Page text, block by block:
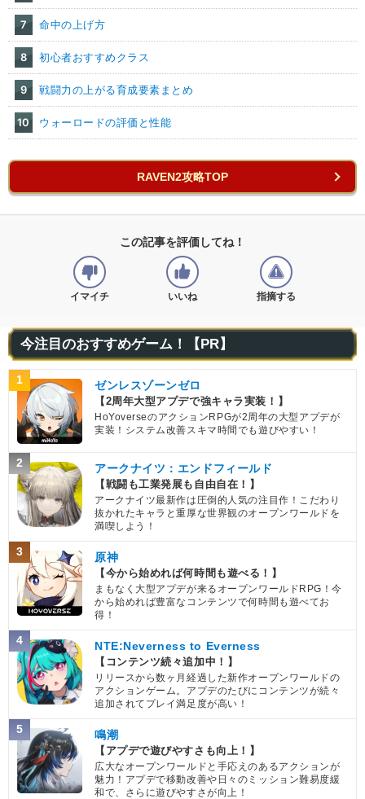
7 命中の上げ方
8 初心者おすすめクラス
9 戦闘力の上がる育成要素まとめ
10 ウォーロードの評価と性能
RAVEN2攻略TOP
この記事を評価してね！
イマイチ いいね 指摘する
今注目のおすすめゲーム！【PR】
1 ゼンレスゾーンゼロ
【2周年大型アプデで強キャラ実装！】
HoYoverseのアクションRPGが2周年の大型アプデが
実装！システム改善スキマ時間でも遊びやすい！
2 アークナイツ：エンドフィールド
【戦闘も工業発展も自由自在！】
アークナイツ最新作は圧倒的人気の注目作！こだわり
抜かれたキャラと重厚な世界観のオープンワールドを
満喫しよう！
3 原神
【今から始めれば何時間も遊べる！】
まもなく大型アプデが来るオープンワールドRPG！今
から始めれば豊富なコンテンツで何時間も遊べてお
得！
4 NTE:Neverness to Everness
【コンテンツ続々追加中！】
リリースから数ヶ月経過した新作オープンワールドの
アクションゲーム。アプデのたびにコンテンツが続々
追加されてプレイ満足度が高い！
5 鳴潮
【アプデで遊びやすさも向上！】
広大なオープンワールドと手応えのあるアクションが
魅力！アプデで移動改善や日々のミッション難易度緩
和で、さらに遊びやすさが向上！